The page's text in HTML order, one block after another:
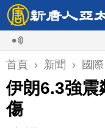
首頁 › 新聞 › 國際
伊朗6.3強震
傷